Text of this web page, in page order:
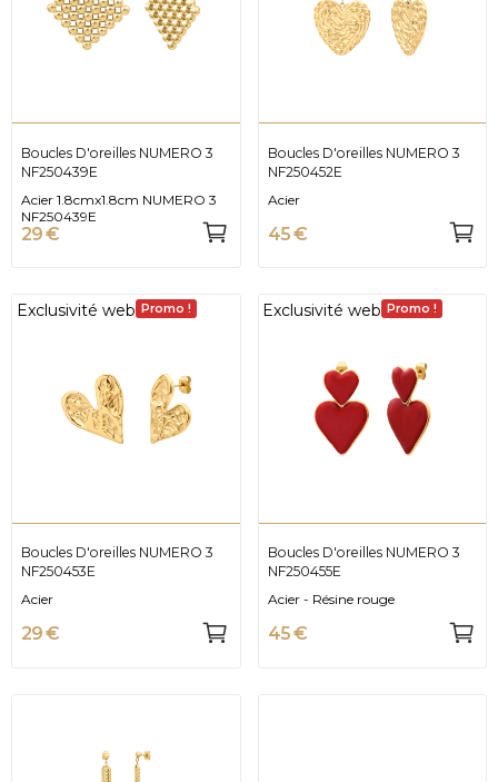
Boucles D'oreilles NUMERO 3
NF250439E
Acier 1.8cmx1.8cm NUMERO 3
NF250439E
29 €
Boucles D'oreilles NUMERO 3
NF250452E
Acier
45 €
Exclusivité web Promo !
Boucles D'oreilles NUMERO 3
NF250453E
Acier
29 €
Exclusivité web Promo !
Boucles D'oreilles NUMERO 3
NF250455E
Acier - Résine rouge
45 €